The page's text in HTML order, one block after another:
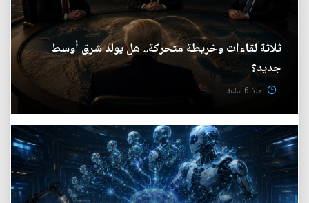
ثلاثة لقاءات وخريطة متحركة.. هل يولد شرق أوسط
جديد؟
منذ 6 ساعة